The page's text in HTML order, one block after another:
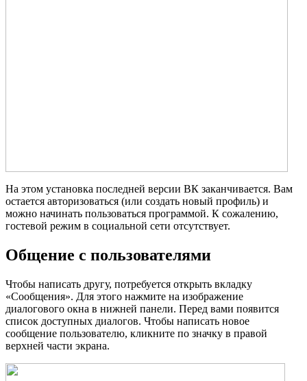
На этом установка последней версии ВК заканчивается. Вам
остается авторизоваться (или создать новый профиль) и
можно начинать пользоваться программой. К сожалению,
гостевой режим в социальной сети отсутствует.
Общение с пользователями
Чтобы написать другу, потребуется открыть вкладку
«Сообщения». Для этого нажмите на изображение
диалогового окна в нижней панели. Перед вами появится
список доступных диалогов. Чтобы написать новое
сообщение пользователю, кликните по значку в правой
верхней части экрана.